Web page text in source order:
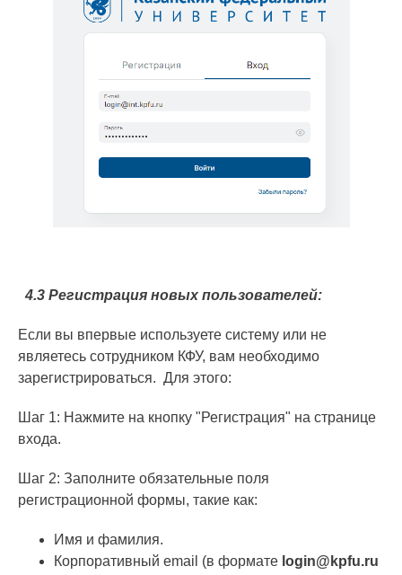
4.3 Регистрация новых пользователей:
Если вы впервые используете систему или не
являетесь сотрудником КФУ, вам необходимо
зарегистрироваться. Для этого:
Шаг 1: Нажмите на кнопку "Регистрация" на странице
входа.
Шаг 2: Заполните обязательные поля
регистрационной формы, такие как:
Имя и фамилия.
Корпоративный email (в формате login@kpfu.ru